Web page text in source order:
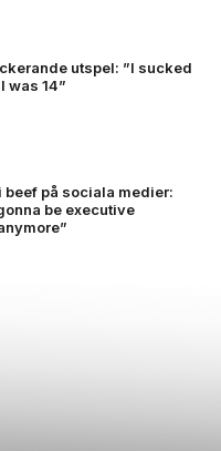
utspel: ”I sucked
was 14”
beef på sociala medier:
be executive